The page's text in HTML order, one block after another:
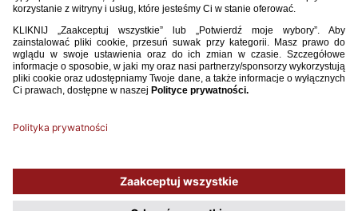
E-TRENER_2_2015.pdf
Używamy plików cookies, aby ułatwić Ci korzystanie z naszego serwisu
oraz do celów statystycznych. Jeśli nie blokujesz tych plików, to zgadzasz